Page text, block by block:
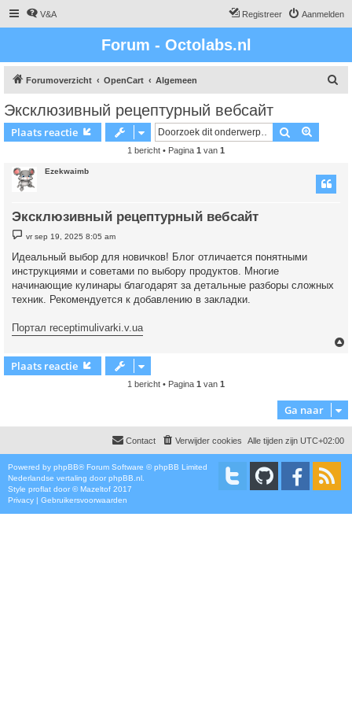
V&A Aanmelden
Registreer
Forum - Octolabs.nl
Forumoverzicht OpenCart Algemeen
Эксклюзивный рецептурный вебсайт
Plaats reactie Zoek
1 bericht • Pagina 1 van 1
Ezekwaimb
Эксклюзивный рецептурный вебсайт
e
i
c
t
vr sep 19, 2025 8:05 am
Идеальный выбор для новичков! Блог отличается понятными
инструкциями и советами по выбору продуктов. Многие
начинающие кулинары благодарят за детальные разборы сложных
техник. Рекомендуется к добавлению в закладки.
Портал receptimulivarki.v.ua
Plaats reactie
1 bericht • Pagina 1 van 1
Ga naar
Alle tijden zijn UTC+02:00
Verwijder cookies
Contact
Powered by phpBB® Forum Software © phpBB Limited
Nederlandse vertaling door phpBB.nl
Style proflat door ©Mazeltof 2017
Privacy | Gebruikersvoorwaarden